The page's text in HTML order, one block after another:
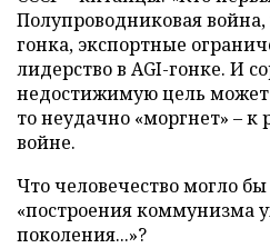
Полупроводниковая
гонка, экспортные
лидерство в AGI-гонке. И
недостижимую цель может
то неудачно «моргнет» – к
войне.
Что человечество могло бы
«построения коммунизма
поколения...»?